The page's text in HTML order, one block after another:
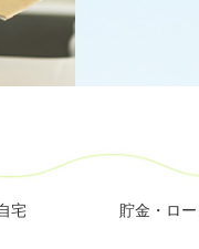
宅
貯金・ロ